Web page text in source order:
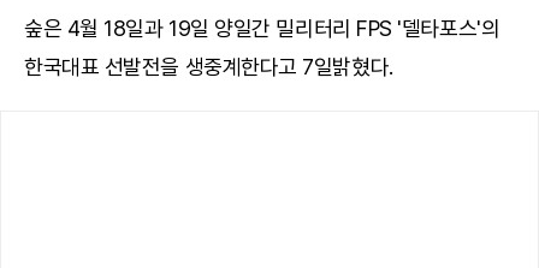
숲은 4월 18일과 19일 양일간 밀리터리 FPS '델타포스'의
한국대표 선발전을 생중계한다고 7일밝혔다.